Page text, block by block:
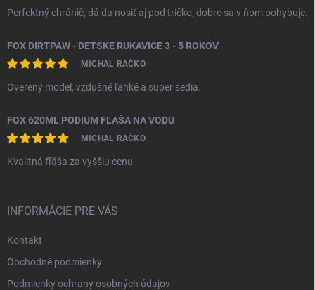
Perfektný chránič, dá da nosiť aj pod tričko, dobre sa v ňom pohybuje.
FOX DIRTPAW - DETSKÉ RUKAVICE 3 - 5 ROKOV
MICHAL RAČKO
Overený model, vzdušné ľahké a super sedia.
FOX 620ML PODIUM FĽAŠA NA VODU
MICHAL RAČKO
Kvalitná fľáša za vyššiu cenu
INFORMÁCIE PRE VÁS
Kontakt
Obchodné podmienky
Podmienky ochrany osobných údajov